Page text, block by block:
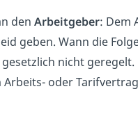
den Arbeitgeber: Dem
geben. Wann die
nicht geregelt.
Arbeits- oder